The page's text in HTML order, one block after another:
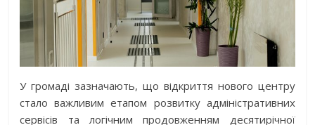
У громаді зазначають, що відкриття нового центру
стало важливим етапом розвитку адміністративних
сервісів та логічним продовженням десятирічної